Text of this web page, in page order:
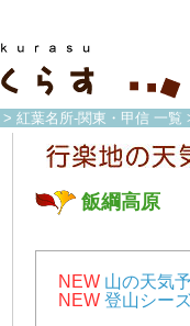
> 紅葉名所-関東・甲信 一覧
飯綱高原
NEW 山の天気
NEW 登山シー